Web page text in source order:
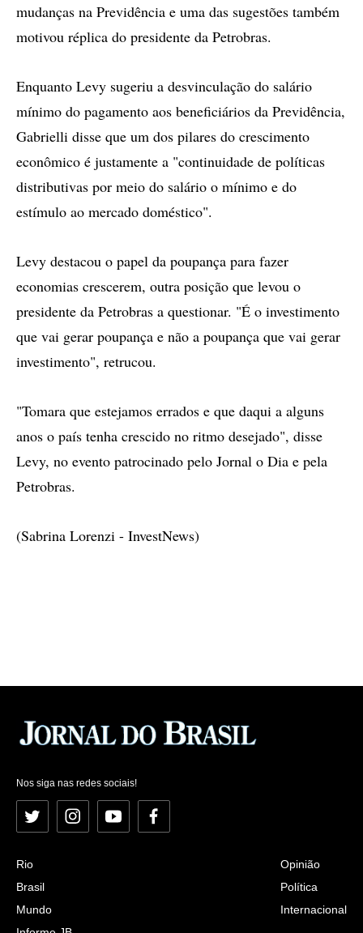
mudanças na Previdência e uma das sugestões também
motivou réplica do presidente da Petrobras.
Enquanto Levy sugeriu a desvinculação do salário
mínimo do pagamento aos beneficiários da Previdência,
Gabrielli disse que um dos pilares do crescimento
econômico é justamente a "continuidade de políticas
distributivas por meio do salário o mínimo e do
estímulo ao mercado doméstico".
Levy destacou o papel da poupança para fazer
economias crescerem, outra posição que levou o
presidente da Petrobras a questionar. "É o investimento
que vai gerar poupança e não a poupança que vai gerar
investimento", retrucou.
"Tomara que estejamos errados e que daqui a alguns
anos o país tenha crescido no ritmo desejado", disse
Levy, no evento patrocinado pelo Jornal o Dia e pela
Petrobras.
(Sabrina Lorenzi - InvestNews)
Nos siga nas redes sociais!
Twitter InstagramYouTubeFacebook
Rio
Brasil
Mundo
Opinião
Política
Internacional